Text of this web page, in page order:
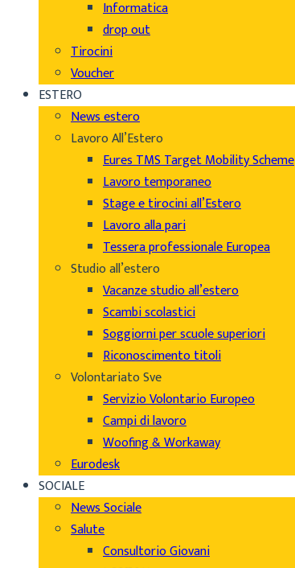
Informatica
drop out
Tirocini
Voucher
ESTERO
News estero
Lavoro All’Estero
Eures TMS Target Mobility Scheme
Lavoro temporaneo
Stage e tirocini all’Estero
Lavoro alla pari
Tessera professionale Europea
Studio all’estero
Vacanze studio all’estero
Scambi scolastici
Soggiorni per scuole superiori
Riconoscimento titoli
Volontariato Sve
Servizio Volontario Europeo
Campi di lavoro
Woofing & Workaway
Eurodesk
SOCIALE
News Sociale
Salute
Consultorio Giovani